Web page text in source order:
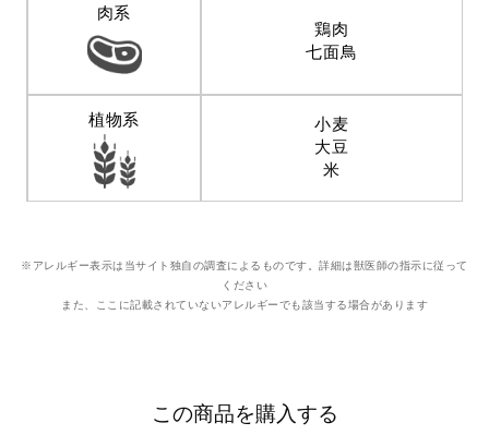
肉系
鶏肉
七面鳥
植物系
小麦
大豆
米
※アレルギー表示は当サイト独自の調査によるものです。詳細は獣医師の指示に従って
ください
また、ここに記載されていないアレルギーでも該当する場合があります
この商品を購入する